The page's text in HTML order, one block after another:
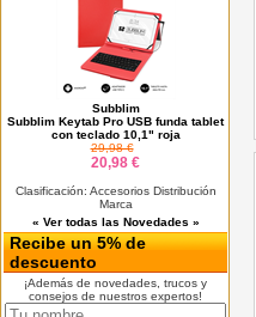
Subblim
Subblim Keytab Pro USB funda tablet
con teclado 10,1" roja
29,98 €
20,98 €
Clasificación: Accesorios Distribución
Marca
« Ver todas las Novedades »
Recibe un 5% de
descuento
¡Además de novedades, trucos y
consejos de nuestros expertos!